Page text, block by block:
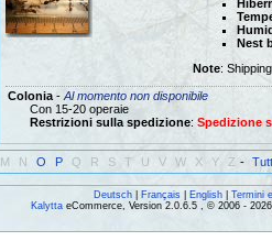
Nest
Note:
Colonia- Al momento non disponibile
Con 15-20 operaie
Restrizioni sulla spedizione: Spedizione
M N O P Q R S T U V W X Y Z -
Deutsch Français English Termini
Kalytta eCommerce, Version 2.0.6.5 , © 2006 -